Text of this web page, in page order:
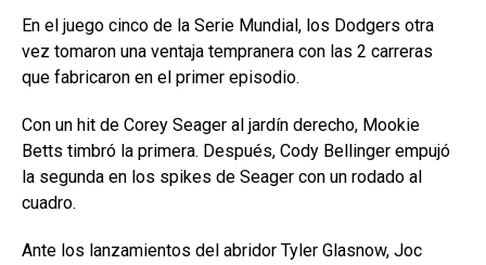
En el juego cinco de la Serie Mundial, los Dodgers otra
vez tomaron una ventaja tempranera con las 2 carreras
que fabricaron en el primer episodio.
Con un hit de Corey Seager al jardín derecho, Mookie
Betts timbró la primera. Después, Cody Bellinger empujó
la segunda en los spikes de Seager con un rodado al
cuadro.
Ante los lanzamientos del abridor Tyler Glasnow, Joc